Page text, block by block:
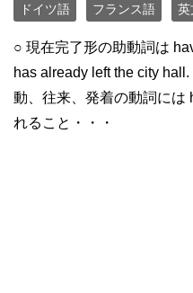
ドイツ語 フランス語 英
○ 現在完了形の助動詞は
has already left the city
動、往来、発着の動詞には
れること・・・